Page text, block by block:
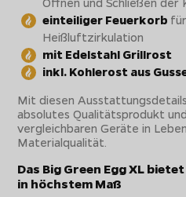
einteiliger Feuerkorb
Heißluftzirkulation
mit Edelstahl Grillrost
inkl. Kohlerost aus
Mit diesen
absolutes Qualitätsprodukt
vergleichbaren Geräte in
Materialqualität.
Das Big Green Egg XL
in höchstem Maß